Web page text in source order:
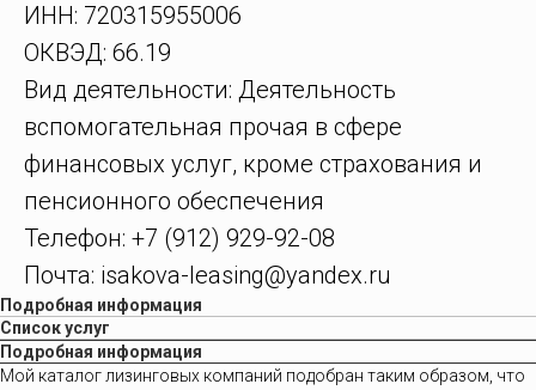
ИНН: 720315955006
ОКВЭД: 66.19
Вид деятельности: Деятельность
вспомогательная прочая в сфере
финансовых услуг, кроме страхования и
пенсионного обеспечения
Телефон: +7 (912) 929-92-08
Почта: isakova-leasing@yandex.ru
Подробная информация
Список услуг
Подробная информация
Мой каталог лизинговых компаний подобран таким образом, что